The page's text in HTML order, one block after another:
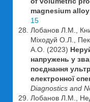
magnesium alloy
15
Лобанов Л.М.,
Міходуй О.Л.,
А.О. (2023)
напружень у
поєднання
електронної
Diagnostics and
Лобанов Л.М.,